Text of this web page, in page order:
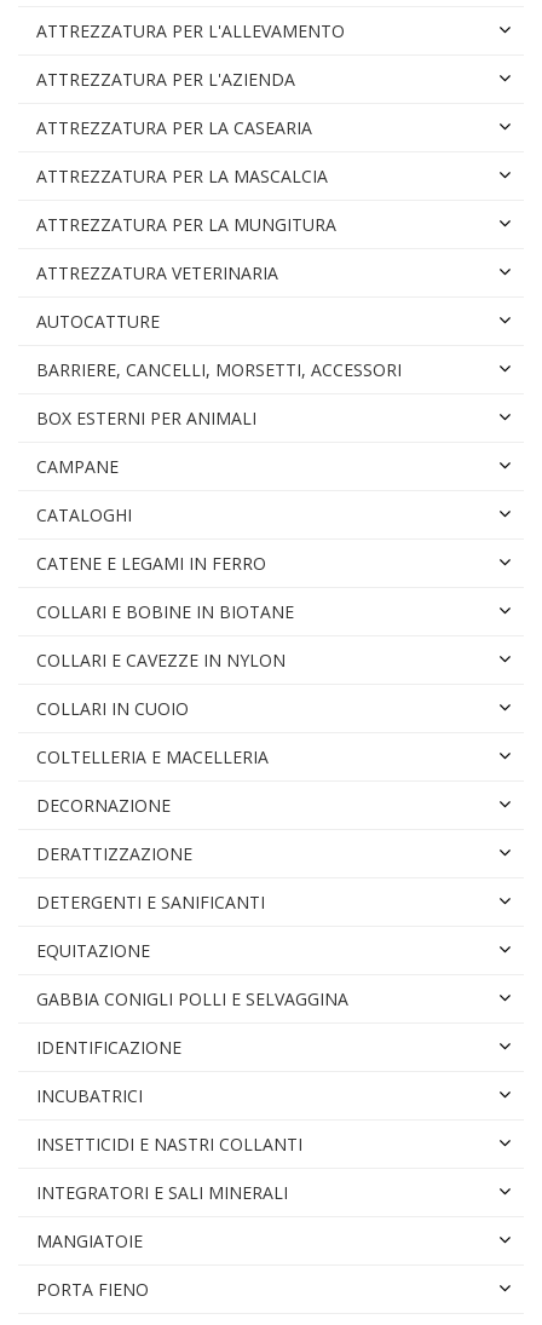
ATTREZZATURA PER L'ALLEVAMENTO
ATTREZZATURA PER L'AZIENDA
ATTREZZATURA PER LA CASEARIA
ATTREZZATURA PER LA MASCALCIA
ATTREZZATURA PER LA MUNGITURA
ATTREZZATURA VETERINARIA
AUTOCATTURE
BARRIERE, CANCELLI, MORSETTI, ACCESSORI
BOX ESTERNI PER ANIMALI
CAMPANE
CATALOGHI
CATENE E LEGAMI IN FERRO
COLLARI E BOBINE IN BIOTANE
COLLARI E CAVEZZE IN NYLON
COLLARI IN CUOIO
COLTELLERIA E MACELLERIA
DECORNAZIONE
DERATTIZZAZIONE
DETERGENTI E SANIFICANTI
EQUITAZIONE
GABBIA CONIGLI POLLI E SELVAGGINA
IDENTIFICAZIONE
INCUBATRICI
INSETTICIDI E NASTRI COLLANTI
INTEGRATORI E SALI MINERALI
MANGIATOIE
PORTA FIENO